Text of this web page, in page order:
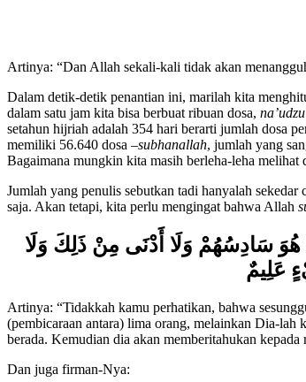
Artinya: “Dan Allah sekali-kali tidak akan
Dalam detik-detik penantian ini, marilah kita
dalam satu jam kita bisa berbuat ribuan dosa,
setahun hijriah adalah 354 hari berarti jumlah dosa
memiliki 56.640 dosa –subhanallah, jumlah yang
Bagaimana mungkin kita masih berleha-leha melihat
Jumlah yang penulis sebutkan tadi hanyalah
saja. Akan tetapi, kita perlu mengingat bahwa Allah
هُوَ سَادِسُهُمْ وَلَا أَدْنَى مِنْ ذَلِكَ وَلَا
عَلِيمٌ
Artinya: “Tidakkah kamu perhatikan, bahwa
(pembicaraan antara) lima orang, melainkan Dia-lah
berada. Kemudian dia akan memberitahukan
Dan juga firman-Nya: